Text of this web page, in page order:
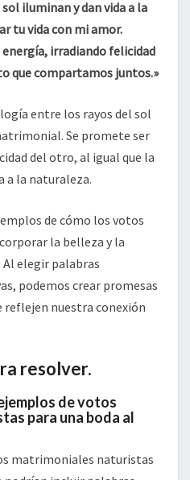
iluminan y dan vida a la
tu vida con mi amor.
irradiando felicidad
que compartamos juntos.»
entre los rayos del sol
Se promete ser
del otro, al igual que la
a la naturaleza.
de cómo los votos
la belleza y la
elegir palabras
podemos crear promesas
reflejen nuestra conexión
resolver.
de votos
para una boda al
matrimoniales naturistas